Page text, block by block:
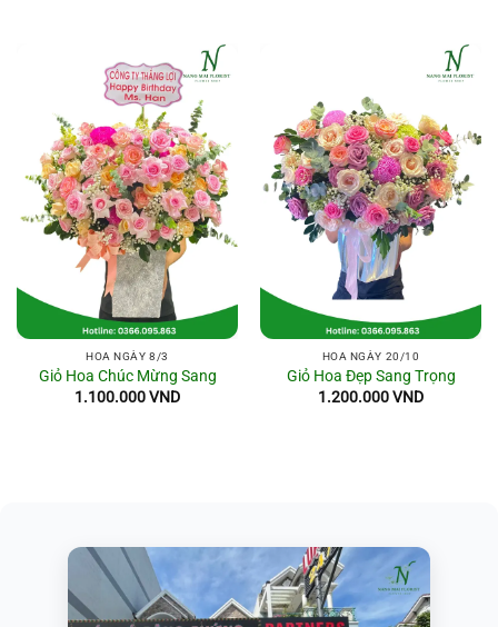
HOA NGÀY 8/3
Giỏ Hoa Chúc Mừng Sang
1.100.000VND
HOA NGÀY 20/10
Giỏ Hoa Đẹp Sang Trọng
1.200.000VND